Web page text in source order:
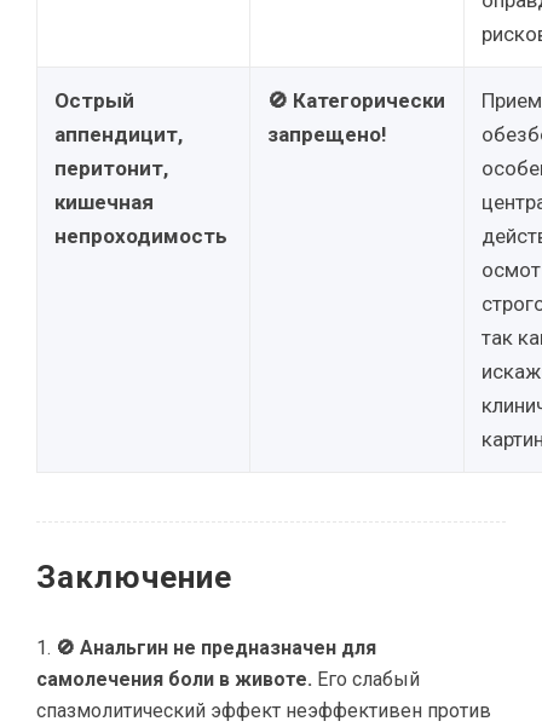
Острый
аппендицит,
перитонит,
кишечная
непроходимость
🚫 Категорически
запрещено!
так
Заключение
🚫 Анальгин не предназначен для
самолечения боли в животе. Его слабый
спазмолитический эффект неэффективен против